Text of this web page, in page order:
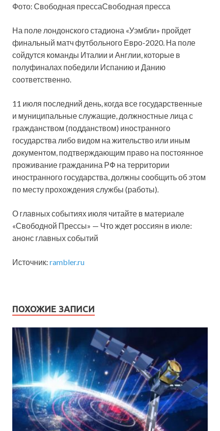
Фото: Свободная прессаСвободная пресса
На поле лондонского стадиона «Уэмбли» пройдет
финальный матч футбольного Евро-2020. На поле
сойдутся команды Италии и Англии, которые в
полуфиналах победили Испанию и Данию
соответственно.
11 июля последний день, когда все государственные
и муниципальные служащие, должностные лица с
гражданством (подданством) иностранного
государства либо видом на жительство или иным
документом, подтверждающим право на постоянное
проживание гражданина РФ на территории
иностранного государства, должны сообщить об этом
по месту прохождения службы (работы).
О главных событиях июля читайте в материале
«Свободной Прессы» — Что ждет россиян в июле:
анонс главных событий
Источник: rambler.ru
ПОХОЖИЕ ЗАПИСИ